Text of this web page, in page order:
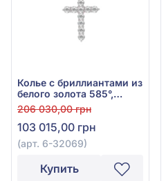
Колье с бриллиантами из
белого золота 585°,
Бриллиант 0,88ct, арт. 6-
32069
206 030,00 грн
103 015,00 грн
(арт. 6-32069)
Купить